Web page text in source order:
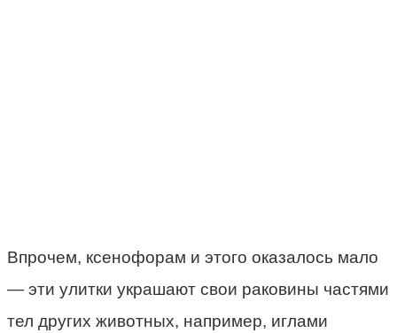
Впрочем, ксенофорам и этого оказалось мало
— эти улитки украшают свои раковины частями
тел других животных, например, иглами